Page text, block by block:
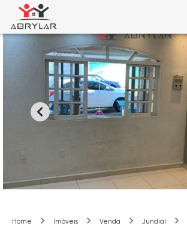
Home Imóveis Venda Jundiaí